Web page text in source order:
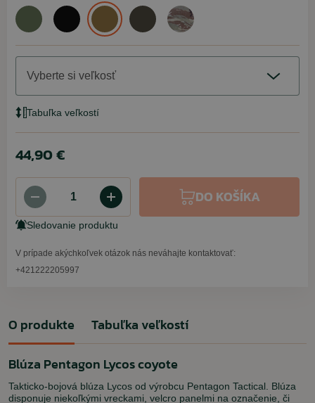
Vyberte si veľkosť
Tabuľka veľkostí
44,90 €
DO KOŠÍKA
Sledovanie produktu
V prípade akýchkoľvek otázok nás neváhajte kontaktovať:
+421222205997
O produkte Tabuľka veľkostí
Blúza Pentagon Lycos coyote
Takticko-bojová blúza Lycos od výrobcu Pentagon Tactical. Blúza
disponuje niekoľkými vreckami, velcro panelmi na označenie, či